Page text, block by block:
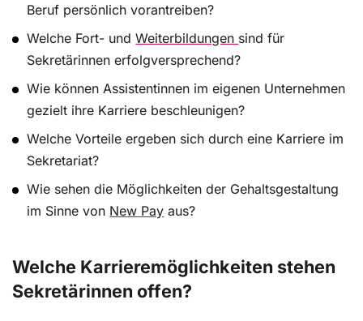
Jobdescription: So erarbeiten Sie sich ein
Stellenprofil
Nicht nur eine externe Jobdescription ist wichtig.
Die interne Beschreibung aktueller Aufgaben hilft
bei der Karriereplanung und in der nächsten
Gehaltsverhandlung. Sie trägt außerdem zu
Transparenz, Sichtbarkeit und Wertschätzung der
Assistenzposition im Unternehmen bei. Eine
strategischen Partnerin – die 5 wichtigsten Tipps
Die Rolle von Office Professionals bietet heute weit
Beruf persönlich vorantreiben?
Welche Fort- undWeiterbildungen sind für
Sekretärinnen erfolgversprechend?
Wie können Assistentinnen im eigenen Unternehmen
gezielt ihre Karriere beschleunigen?
Welche Vorteile ergeben sich durch eine Karriere im
Sekretariat?
Wie sehen die Möglichkeiten der Gehaltsgestaltung
im Sinne von New Pay aus?
Welche Karrieremöglichkeiten stehen
Sekretärinnen offen?